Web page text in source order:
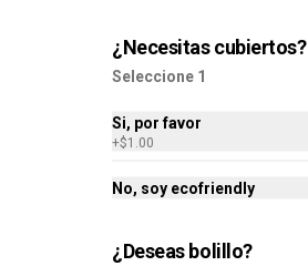
$140.00
250gr de chilaquiles rellenos de
¿Necesitas cubiertos?
Seleccione 1
Si, por favor
+$1.00
No, soy ecofriendly
¿Deseas bolillo?